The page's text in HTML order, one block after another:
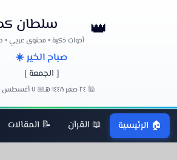
👑 سلطان
أدوات ذكية • محتوى عربي •
صباح الخير ☀️
[ الجمعة ]
🕌 ٢٤ صفر ١٤٤٨ هـ 📅 ٧ أغسطس ٢٠٢٦
🏠 الرئيسية 📖 القرآن 📝 المقالات